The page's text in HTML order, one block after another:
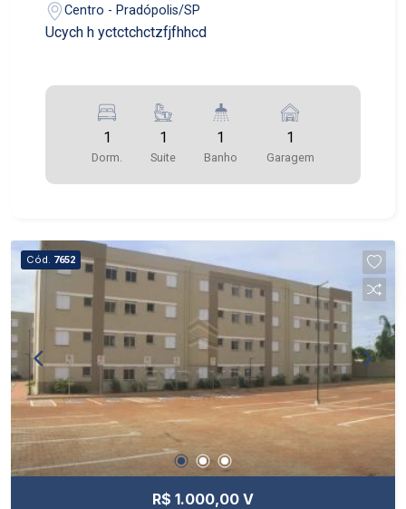
Centro - Pradópolis/SP
Ucych h yctctchctzfjfhhcd
1
Dorm.
1
Suite
1
Banho
1
Garagem
Cód. 7652
R$ 1.000,00 V